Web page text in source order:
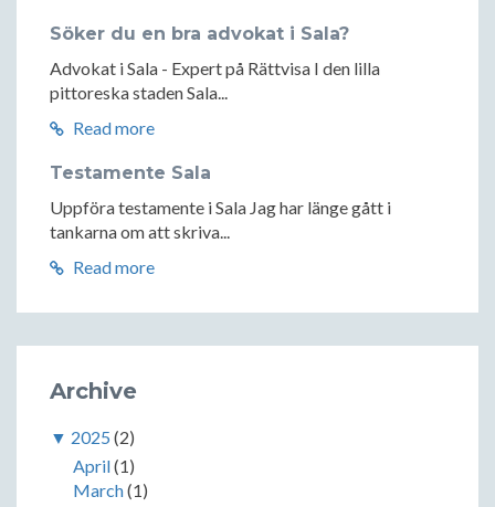
Söker du en bra advokat i Sala?
Advokat i Sala - Expert på Rättvisa I den lilla
pittoreska staden Sala...
Read more
Testamente Sala
Uppföra testamente i Sala Jag har länge gått i
tankarna om att skriva...
Read more
Archive
▼ 2025 (2)
April(1)
March(1)